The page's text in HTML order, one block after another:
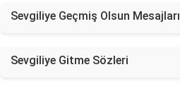
Sevgiliye Geçmiş Olsun Mesajları
Sevgiliye Gitme Sözleri